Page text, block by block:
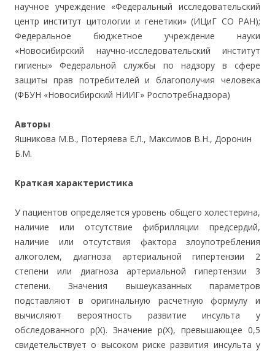
научное учреждение «Федеральный исследовательский
центр институт цитологии и генетики» (ИЦиГ СО РАН);
Федеральное бюджетное учреждение науки
«Новосибирский научно-исследовательский институт
гигиены» Федеральной службы по надзору в сфере
защиты прав потребителей и благополучия человека
(ФБУН «Новосибирский НИИГ» Роспотребнадзора)
Авторы
Яшникова М.В., Потеряева Е.Л., Максимов В.Н., Доронин
Б.М.
Краткая характеристика
У пациентов определяется уровень общего холестерина,
наличие или отсутствие фибрилляции предсердий,
наличие или отсутствия фактора злоупотребления
алкоголем, диагноза артериальной гипертензии 2
степени или диагноза артериальной гипертензии 3
степени. Значения вышеуказанных параметров
подставляют в оригинальную расчетную формулу и
вычисляют вероятность развитие инсульта у
обследованного р(Х). Значение р(Х), превышающее 0,5
свидетельствует о высоком риске развития инсульта у